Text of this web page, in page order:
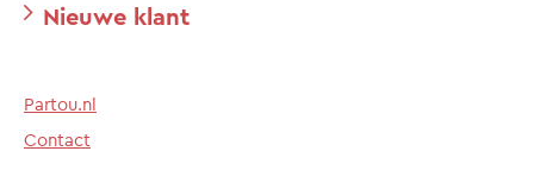
Nieuwe klant
Partou.nl
Contact